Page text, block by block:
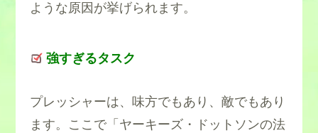
ような原因が挙げられます。
強すぎるタスク
プレッシャーは、味方でもあり、敵でもあり
ます。ここで「ヤーキーズ・ドットソンの法